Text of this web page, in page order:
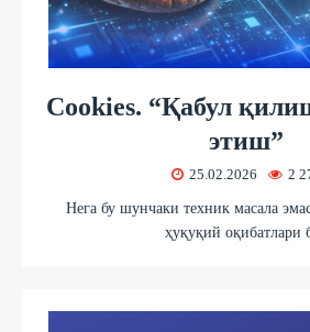
Cookies. “Қабул
этиш”
25.02.2026 2
Нега бу шунчаки техник масала
ҳуқуқий оқибатлари